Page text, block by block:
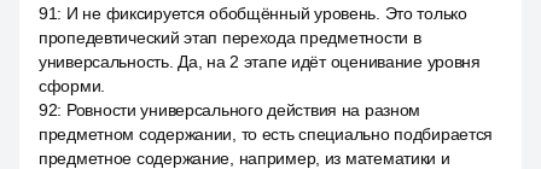
91: И не фиксируется обобщённый уровень. Это только
пропедевтический этап перехода предметности в
универсальность. Да, на 2 этапе идёт оценивание уровня
сформи.
92: Ровности универсального действия на разном
предметном содержании, то есть специально подбирается
предметное содержание, например, из математики и